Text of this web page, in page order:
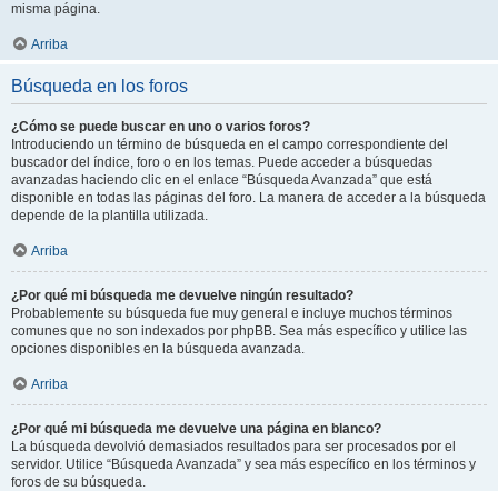
misma página.
Arriba
Búsqueda en los foros
¿Cómo se puede buscar en uno o varios foros?
Introduciendo un término de búsqueda en el campo correspondiente del
buscador del índice, foro o en los temas. Puede acceder a búsquedas
avanzadas haciendo clic en el enlace “Búsqueda Avanzada” que está
disponible en todas las páginas del foro. La manera de acceder a la búsqueda
depende de la plantilla utilizada.
Arriba
¿Por qué mi búsqueda me devuelve ningún resultado?
Probablemente su búsqueda fue muy general e incluye muchos términos
comunes que no son indexados por phpBB. Sea más específico y utilice las
opciones disponibles en la búsqueda avanzada.
Arriba
¿Por qué mi búsqueda me devuelve una página en blanco?
La búsqueda devolvió demasiados resultados para ser procesados por el
servidor. Utilice “Búsqueda Avanzada” y sea más específico en los términos y
foros de su búsqueda.